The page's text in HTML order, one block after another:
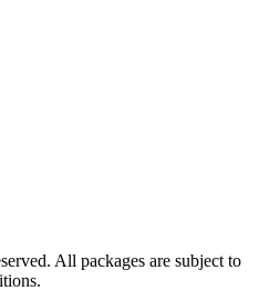
All packages are subject to